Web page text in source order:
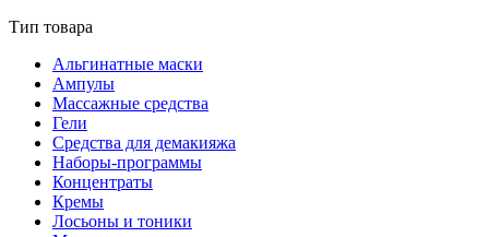
Тип товара
Альгинатные маски
Ампулы
Массажные средства
Гели
Средства для демакияжа
Наборы-программы
Концентраты
Кремы
Лосьоны и тоники